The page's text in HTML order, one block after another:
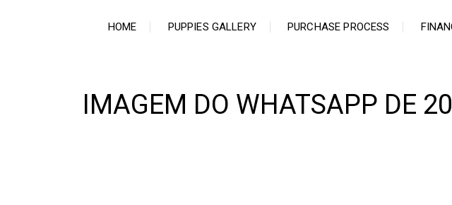
HOME PUPPIES GALLERY PURCHASE PROCESS
IMAGEM DO WHATSAPP DE